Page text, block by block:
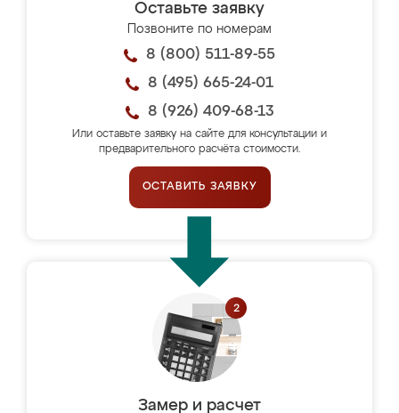
Оставьте заявку
Позвоните по номерам
8 (800) 511-89-55
8 (495) 665-24-01
8 (926) 409-68-13
Или оставьте заявку на сайте для консультации и
предварительного расчёта стоимости.
ОСТАВИТЬ ЗАЯВКУ
Замер и расчет